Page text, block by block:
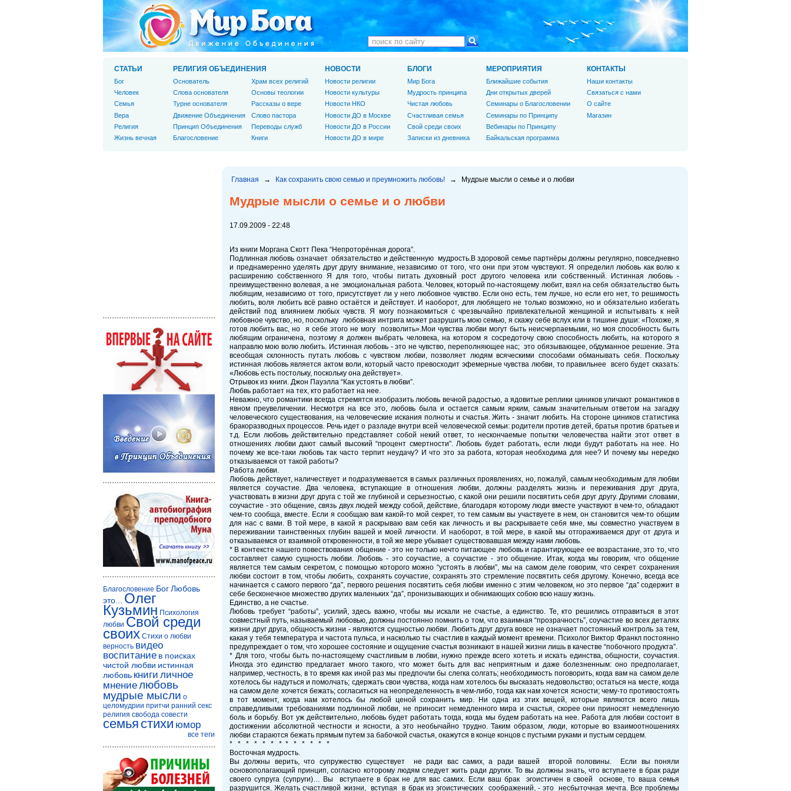
Главная → Как сохранить свою семью и преумножить любовь! → Мудрые мысли о семье и о любви
Мудрые мысли о семье и о любви
17.09.2009 - 22:48
Из книги Моргана Скотт Пека “Непроторённая дорога”.
Подлинная любовь означает обязательство и действенную мудрость.В здоровой семье партнёры должны регулярно, повседневно
и преднамеренно уделять друг другу внимание, независимо от того, что они при этом чувствуют. Я определил любовь как волю к
расширению собственного Я для того, чтобы питать духовный рост другого человека или собственный. Истинная любовь -
преимущественно волевая, а не эмоциональная работа. Человек, который по-настоящему любит, взял на себя обязательство быть
любящим, независимо от того, присутствует ли у него любовное чувство. Если оно есть, тем лучше, но если его нет, то решимость
любить, воля любить всё равно остаётся и действует. И наоборот, для любящего не только возможно, но и обязательно избегать
действий под влиянием любых чувств. Я могу познакомиться с чрезвычайно привлекательной женщиной и испытывать к ней
любовное чувство, но, поскольку любовная интрига может разрушить мою семью, я скажу себе вслух или в тишине души: «Похоже, я
готов любить вас, но я себе этого не могу позволить».Мои чувства любви могут быть неисчерпаемыми, но моя способность быть
любящим ограничена, поэтому я должен выбрать человека, на котором я сосредоточу свою способность любить, на которого я
направлю мою волю любить. Истинная любовь - это не чувство, переполняющее нас; это обязывающее, обдуманное решение. Эта
всеобщая склонность путать любовь с чувством любви, позволяет людям всяческими способами обманывать себя. Поскольку
истинная любовь является актом воли, который часто превосходит эфемерные чувства любви, то правильнее всего будет сказать:
«Любовь есть постольку, поскольку она действует».
Отрывок из книги. Джон Пауэлла “Как устоять в любви”.
Любвь работает на тех, кто работает на нее.
Неважно, что романтики всегда стремятся изобразить любовь вечной радостью, а ядовитые реплики циников уличают романтиков в
явном преувеличении. Несмотря на все это, любовь была и остается самым ярким, самым значительным ответом на загадку
человеческого существования, на человеческие искания полноты и счастья. Жить - значит любить. На стороне циников статистика
бракоразводных процессов. Речь идет о разладе внутри всей человеческой семьи: родители против детей, братья против братьев и
т.д. Если любовь действительно представляет собой некий ответ, то нескончаемые попытки человечества найти этот ответ в
отношениях любви дают самый высокий “процент смертности”. Любовь будет работать, если люди будут работать на нее. Но
почему же все-таки любовь так часто терпит неудачу? И что это за работа, которая необходима для нее? И почему мы нередко
отказываемся от такой работы?
Работа любви.
Любовь действует, наличествует и подразумевается в самых различных проявлениях, но, пожалуй, самым необходимым для любви
является соучастие. Два человека, вступающие в отношения любви, должны разделять жизнь и переживания друг друга,
участвовать в жизни друг друга с той же глубиной и серьезностью, с какой они решили посвятить себя друг другу. Другими словами,
соучастие - это общение, связь двух людей между собой, действие, благодаря которому люди вместе участвуют в чем-то, обладают
чем-то сообща, вместе. Если я сообщаю вам какой-то мой секрет, то тем самым вы участвуете в нем, он становится чем-то общим
для нас с вами. В той мере, в какой я раскрываю вам себя как личность и вы раскрываете себя мне, мы совместно участвуем в
переживании таинственных глубин вашей и моей личности. И наоборот, в той мере, в какой мы отгораживаемся друг от друга и
отказываемся от взаимной откровенности, в той же мере убывает существовавшая между нами любовь.
* В контексте нашего повествования общение - это не только нечто питающее любовь и гарантирующее ее возрастание, это то, что
составляет самую сущность любви. Любовь - это соучастие, а соучастие - это общение. Итак, когда мы говорим, что общение
является тем самым секретом, с помощью которого можно “устоять в любви”, мы на самом деле говорим, что секрет сохранения
любви состоит в том, чтобы любить, сохранять соучастие, сохранять это стремление посвятить себя другому. Конечно, всегда все
начинается с самого первого “да”, первого решения посвятить себя любви именно с этим человеком, но это первое “да” содержит в
себе бесконечное множество других маленьких “да”, пронизывающих и обнимающих собою всю нашу жизнь.
Единство, а не счастье.
Любовь требует “работы”, усилий, здесь важно, чтобы мы искали не счастье, а единство. Те, кто решились отправиться в этот
совместный путь, называемый любовью, должны постоянно помнить о том, что взаимная “прозрачность”, соучастие во всех деталях
жизни друг друга, общность жизни - являются сущностью любви. Любить друг друга вовсе не означает постоянный контроль за тем,
какая у тебя температура и частота пульса, и насколько ты счастлив в каждый момент времени. Психолог Виктор Франкл постоянно
предупреждает о том, что хорошее состояние и ощущение счастья возникают в нашей жизни лишь в качестве “побочного продукта”.
* Для того, чтобы быть по-настоящему счастливым в любви, нужно прежде всего хотеть и искать единства, общности, соучастия.
Иногда это единство предлагает много такого, что может быть для вас неприятным и даже болезненным: оно предполагает,
например, честность, в то время как иной раз мы предпочли бы слегка солгать; необходимость поговорить, когда вам на самом деле
хотелось бы надуться и помолчать; сдержать свои чувства, когда нам хотелось бы высказать недовольство; остаться на месте, когда
на самом деле хочется бежать; согласиться на неопределенность в чем-либо, тогда как нам хочется ясности; чему-то противостоять
в тот момент, когда нам хотелось бы любой ценой сохранить мир. Ни одна из этих вещей, которые являются всего лишь
справедливыми требованиями подлинной любви, не приносит немедленного мира и счастья, скорее они приносят немедленную
боль и борьбу. Вот уж действительно, любовь будет работать тогда, когда мы будем работать на нее. Работа для любви состоит в
достижении абсолютной честности и ясности, а это необычайно трудно. Таким образом, люди, которые во взаимоотношениях
любви стараются бежать прямым путем за бабочкой счастья, окажутся в конце концов с пустыми руками и пустым сердцем.
* * * * * * * * * * * * *
Восточная мудрость.
Вы должны верить, что супружество существует не ради вас самих, а ради вашей второй половины. Если вы поняли
основополагающий принцип, согласно которому людям следует жить ради других. То вы должны знать, что вступаете в брак ради
своего супруга (супруги)… Вы вступаете в брак не для вас самих. Если ваш брак эгоистичен в своей основе, то ваша семья
разрушится. Желать счастливой жизни, вступая в брак из эгоистических соображений, - это несбыточная мечта. Все проблемы
СТАТЬИ
Бог
Человек
Cемья
Вера
Религия
Жизнь вечная
РЕЛИГИЯ ОБЪЕДИНЕНИЯ
Основатель
Слова основателя
Турне основателя
Движение Объединения
Принцип Объединения
Благословение
Храм всех религий
Основы теологии
Рассказы о вере
Слово пастора
Переводы служб
Книги
НОВОСТИ
Новости религии
Новости культуры
Новости НКО
Новости ДО в Москве
Новости ДО в России
Новости ДО в мире
БЛОГИ
Мир Бога
Мудрость принципа
Чистая любовь
Счастливая семья
Свой среди своих
Записки из дневника
МЕРОПРИЯТИЯ
Ближайшие события
Дни открытых дверей
Семинары о Благословении
Семинары по Принципу
Вебинары по Принципу
Байкальская программа
КОНТАКТЫ
Наши контакты
Связаться с нами
О сайте
Магазин
Благословение БогЛюбовь
это...
Олег
Кузьмин Психология
любви Свой среди
своих Стихи о любви
верность видео
воспитание в поисках
чистой любви истинная
любовь книги личное
мнениелюбовь
мудрые мысли о
целомудрии притчи ранний секс
религия свобода совести
семья стихи юмор
все теги